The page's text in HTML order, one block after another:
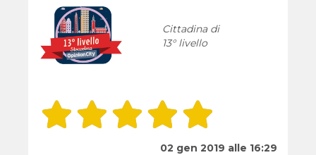
Cittadina di
13° livello
02 gen 2019 alle 16:29